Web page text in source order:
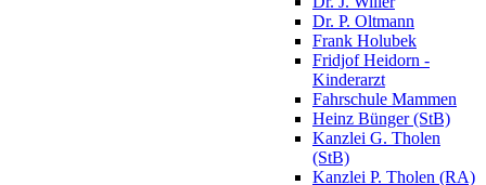
Dr. P. Oltmann
Frank Holubek
Fridjof Heidorn -
Kinderarzt
Fahrschule Mammen
Heinz Bünger (StB)
Kanzlei G. Tholen
(StB)
Kanzlei P. Tholen (RA)